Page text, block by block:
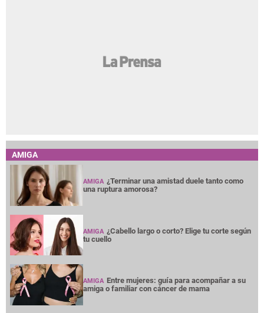
AMIGA
AMIGA ¿Terminar una amistad duele tanto como
una ruptura amorosa?
AMIGA ¿Cabello largo o corto? Elige tu corte según
tu cuello
AMIGA Entre mujeres: guía para acompañar a su
amiga o familiar con cáncer de mama